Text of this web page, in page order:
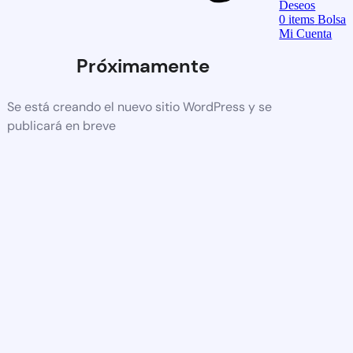
Próximamente
Se está creando el nuevo sitio WordPress y se
publicará en breve
Deseos
0items Bolsa
Mi Cuenta